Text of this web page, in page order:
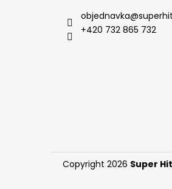
objednavka@
+420 732 865 732
Copyright 2026 Super